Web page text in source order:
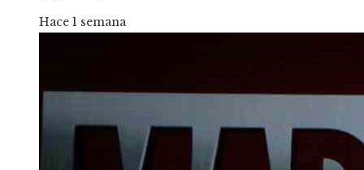
Hace 1 semana